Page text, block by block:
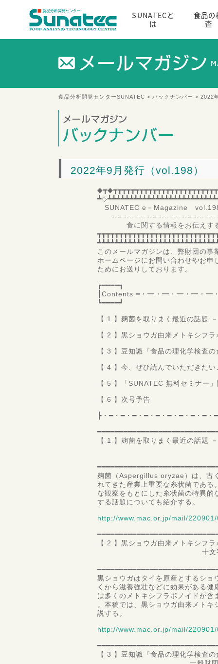
SUNATECと
は
食品の
査
食品分析開発センターSUNATEC > バックナンバー > 2022
2022年9月発行（vol.198）
SUNATEC e－Magazine
食に関する情報をお伝えする
このメールマガジンは、弊財団の
ホームページにお問い合わせやお
ためにお送りしております。
┏━━━━┓
┃Contents ━・━・━・━・━
┗━━━━┛
【 1 】麹菌を取りまく最近の話題
【 2 】黒ショウガ由来メトキシフ
【 3 】豆知識『食品の理化学検査
【 4 】今、ぜひ読んでいただきた
【 5 】「SUNATEC 無料セミナー
【 6 】次号予告
┣・━・━・━・━・━・━・━・━・━
【 1 】麹菌を取りまく最近の話題
麹菌（Aspergillus oryzae）は、古
れてきた産業上重要な糸状菌であ
な観察をもとにした糸状菌の特異
する話題についても紹介する。
http://www.mac.or.jp/mail/
【 2 】黒ショウガ由来メトキシフ
十文字学園女子大学
黒ショウガはタイを原産とするシ
くから滋養強壮などに効果がある
は多くのメトキシフラボノイドが
。本稿では、黒ショウガ由来メト
説する。
http://www.mac.or.jp/mail/
【 3 】豆知識『食品の理化学検査